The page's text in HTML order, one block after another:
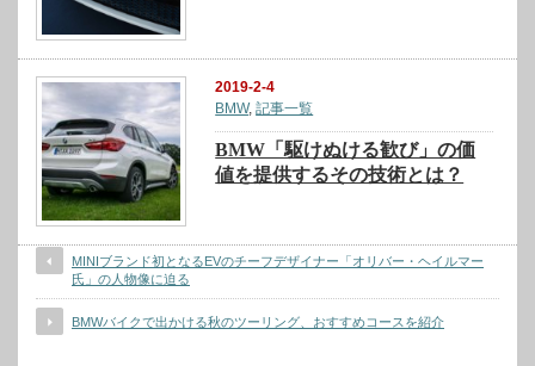
2019-2-4
BMW,記事一覧
BMW「駆けぬける歓び」の価
値を提供するその技術とは？
MINIブランド初となるEVのチーフデザイナー「オリバー・ヘイルマー
氏」の人物像に迫る
BMWバイクで出かける秋のツーリング、おすすめコースを紹介